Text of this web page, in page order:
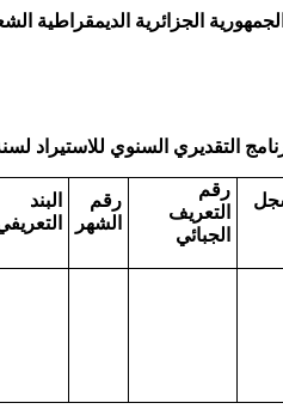
الجمهورية الجزائرية الديمقراطية
التقديري السنوي للاستيراد
رقم
التعريف
الجبائي
رقم
الشهر
البند